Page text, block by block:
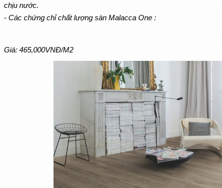
chịu nước.
- Các chứng chỉ chất lượng sàn Malacca One :
Giá: 465,000VNĐ/M2